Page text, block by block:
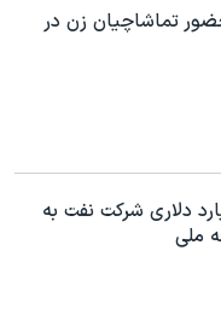
تماشاچیان زن در
میلیارد دلاری شرکت نفت به
ملی